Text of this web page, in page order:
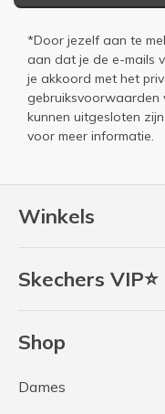
Winkels
Skechers VIP⭐
Shop
Dames
*Door jezelf aan te
aan dat je de e-mails
je akkoord met het
gebruiksvoorwaarden
kunnen uitgesloten
voor meer informatie.